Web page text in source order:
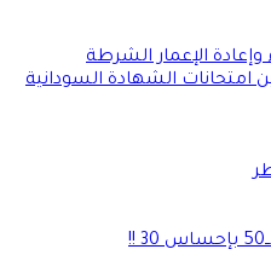
الإعمار الشرطة
الشهادة السودانية